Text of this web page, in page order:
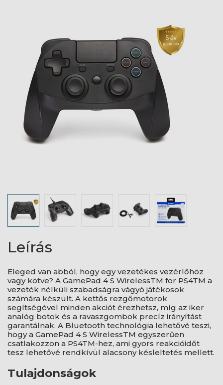
Leírás
Eleged van abból, hogy egy vezetékes vezérlőhöz
vagy kötve? A GamePad 4 S WirelessTM for PS4TM a
vezeték nélküli szabadságra vágyó játékosok
számára készült. A kettős rezgőmotorok
segítségével minden akciót érezhetsz, míg az iker
analóg botok és a ravaszgombok precíz irányítást
garantálnak. A Bluetooth technológia lehetővé teszi,
hogy a GamePad 4 S WirelessTM egyszerűen
csatlakozzon a PS4TM-hez, ami gyors reakcióidőt
tesz lehetővé rendkívül alacsony késleltetés mellett.
Tulajdonságok